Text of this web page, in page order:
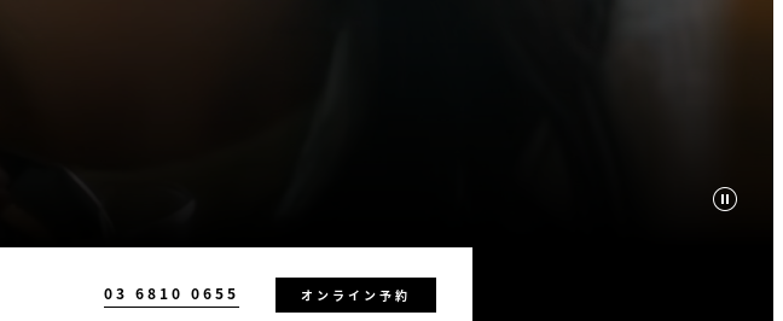
03 6810 0655 オンライン予約